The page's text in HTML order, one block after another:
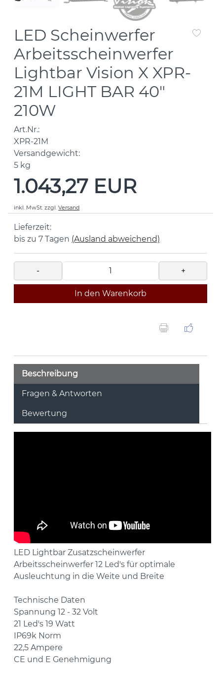
LED Scheinwerfer
Arbeitsscheinwerfer
Lightbar Vision X XPR-
21M LIGHT BAR 40"
210W
Art.Nr.:
XPR-21M
Versandgewicht:
5 kg
1.043,27 EUR
inkl. MwSt. zzgl. Versand
Lieferzeit:
bis zu 7 Tagen (Ausland abweichend)
- +
In den Warenkorb
Beschreibung
Fragen & Antworten
Bewertung
LED Lightbar Zusatzscheinwerfer
Arbeitsscheinwerfer 12 Led's für optimale
Ausleuchtung in die Weite und Breite
Technische Daten
Spannung 12 - 32 Volt
21 Led's 19 Watt
IP69k Norm
22,5 Ampere
CE und E Genehmigung